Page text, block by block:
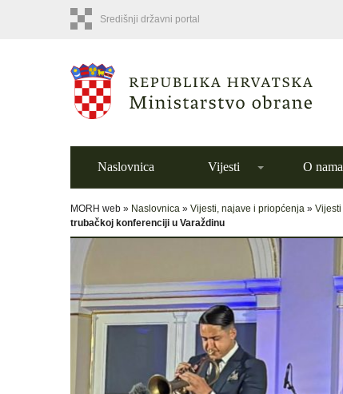
Središnji državni portal
Naslovnica Vijesti O nama
MORH web » Naslovnica » Vijesti, najave i priopćenja » Vijesti
trubačkoj konferenciji u Varaždinu